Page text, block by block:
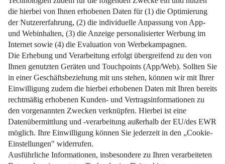
Impressum Datenschutz Nutzungsbedingungen
Pflichtinformationen AGB Über uns Bildquellen
Barrierefreiheit Widerrufsformular